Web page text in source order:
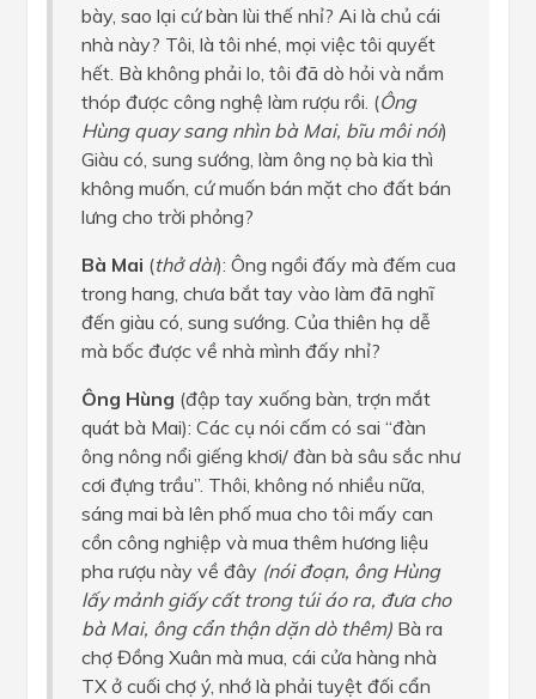
bày, sao lại cứ bàn lùi thế nhỉ? Ai là chủ cái
nhà này? Tôi, là tôi nhé, mọi việc tôi quyết
hết. Bà không phải lo, tôi đã dò hỏi và nắm
thóp được công nghệ làm rượu rồi. (Ông
Hùng quay sang nhìn bà Mai, bĩu môi nói)
Giàu có, sung sướng, làm ông nọ bà kia thì
không muốn, cứ muốn bán mặt cho đất bán
lưng cho trời phỏng?
Bà Mai (thở dài): Ông ngồi đấy mà đếm cua
trong hang, chưa bắt tay vào làm đã nghĩ
đến giàu có, sung sướng. Của thiên hạ dễ
mà bốc được về nhà mình đấy nhỉ?
Ông Hùng (đập tay xuống bàn, trợn mắt
quát bà Mai): Các cụ nói cấm có sai “đàn
ông nông nổi giếng khơi/ đàn bà sâu sắc như
cơi đựng trầu”. Thôi, không nó nhiều nữa,
sáng mai bà lên phố mua cho tôi mấy can
cồn công nghiệp và mua thêm hương liệu
pha rượu này về đây (nói đoạn, ông Hùng
lấy mảnh giấy cất trong túi áo ra, đưa cho
bà Mai, ông cẩn thận dặn dò thêm) Bà ra
chợ Đồng Xuân mà mua, cái cửa hàng nhà
TX ở cuối chợ ý, nhớ là phải tuyệt đối cẩn